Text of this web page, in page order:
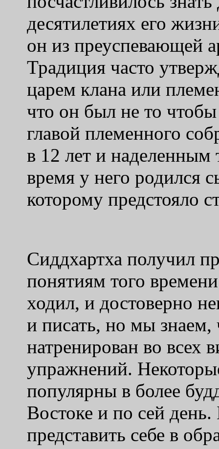
десятилетиях его
он из преуспевающей
Традиция часто
царем клана или
что он был не то
главой племенного
в 12 лет и наделенным
время у него родился
которому предстояло
Сиддхартха получил
понятиям того
ходил, и достоверно
и писать, но мы
натренирован во всех
упражнений.
популярны в более
Востоке и по сей
представить себе в